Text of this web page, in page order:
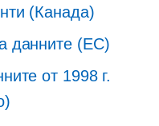
(Канада)
данните (ЕС)
от 1998 г.